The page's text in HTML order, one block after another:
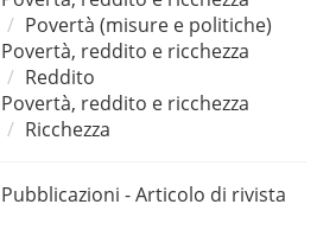
Povertà (misure e politiche)
Povertà, reddito e ricchezza
Reddito
Povertà, reddito e ricchezza
Ricchezza
Pubblicazioni - Articolo di rivista